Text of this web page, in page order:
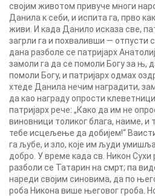
својим животом привуче многи
Данила к себи, и испита га, прво
живи. И када Данило исказа све,
загрли га и похваливши — отпусти
дана разболе се патријарх
замоли га да се помоли Богу за њ,
помоли Богу, и патријарх одмах
хтеде Данила нечим наградити,
да као награду опрости
патријарх рече: „Како да им не
виновници толиког блага, наиме, и
тебе исцељење да добијем!“
га љубе, и зло, које им људи
добро. У време када св. Никон
разболи се Татарин на смрт; па
нареди својим синовима, да по
роба Никона више његовог гроба.